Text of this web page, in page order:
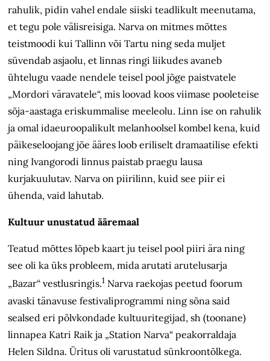
rahulik, pidin vahel endale siiski teadlikult meenutama,
et tegu pole välisreisiga. Narva on mitmes mõttes
teistmoodi kui Tallinn või Tartu ning seda muljet
süvendab asjaolu, et linnas ringi liikudes avaneb
ühtelugu vaade nendele teisel pool jõge paistvatele
„Mordori väravatele“, mis loovad koos viimase pooleteise
sõja-aastaga eriskummalise meeleolu. Linn ise on rahulik
ja omal idaeuroopalikult melanhoolsel kombel kena, kuid
päikese­loojang jõe ääres loob eriliselt dramaatilise efekti
ning Ivangorodi linnus paistab praegu lausa
kurjakuulutav. Narva on piirilinn, kuid see piir ei
ühenda, vaid lahutab.
Kultuur unustatud ääremaal
Teatud mõttes lõpeb kaart ju teisel pool piiri ära ning
see oli ka üks probleem, mida arutati arutelusarja
„Bazar“ vestlusringis.1 Narva raekojas peetud foorum
avaski tänavuse festivaliprogrammi ning sõna said
sealsed eri põlvkondade kultuuritegijad, sh (toonane)
linnapea Katri Raik ja „Station Narva“ peakorraldaja
Helen Sildna. Üritus oli varustatud sünkroontõlkega.